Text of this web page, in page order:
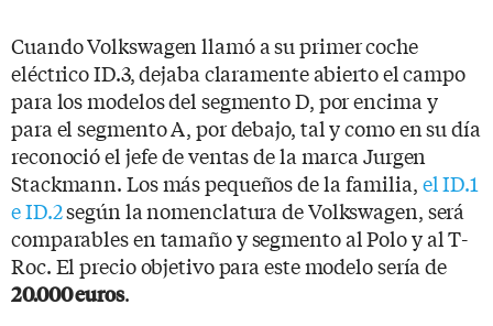
Cuando Volkswagen llamó a su primer coche
eléctrico ID.3, dejaba claramente abierto el campo
para los modelos del segmento D, por encima y
para el segmento A, por debajo, tal y como en su día
reconoció el jefe de ventas de la marca Jurgen
Stackmann. Los más pequeños de la familia,el ID.1
e ID.2según la nomenclatura de Volkswagen, será
comparables en tamaño y segmento al Polo y al T-
Roc. El precio objetivo para este modelo sería de
20.000 euros.